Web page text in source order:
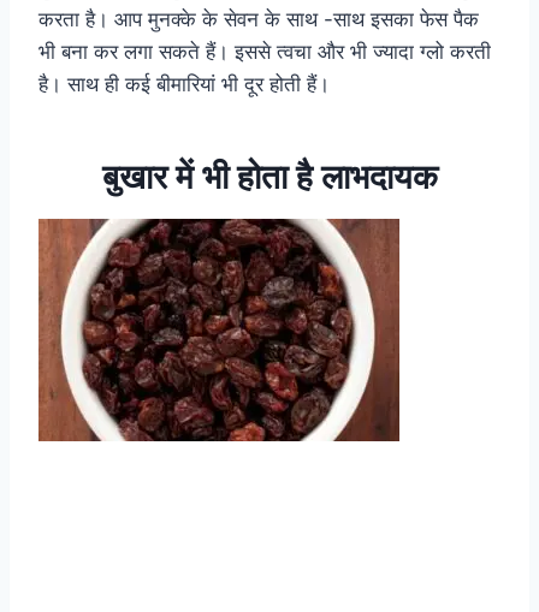
करता है। आप मुनक्के के सेवन के साथ -साथ इसका फेस पैक
भी बना कर लगा सकते हैं। इससे त्वचा और भी ज्यादा ग्लो करती
है। साथ ही कई बीमारियां भी दूर होती हैं।
बुखार में भी होता है लाभदायक